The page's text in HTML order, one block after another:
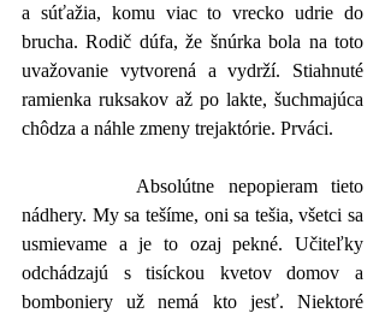
a súťažia, komu viac to vrecko udrie do
brucha. Rodič dúfa, že šnúrka bola na toto
uvažovanie vytvorená a vydrží. Stiahnuté
ramienka ruksakov až po lakte, šuchmajúca
chôdza a náhle zmeny trejaktórie. Prváci.
nádhery. My sa tešíme, oni sa tešia, všetci sa
usmievame a je to ozaj pekné. Učiteľky
odchádzajú s tisíckou kvetov domov a
bomboniery už nemá kto jesť. Niektoré